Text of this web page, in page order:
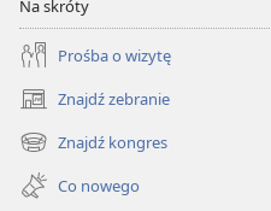
Na skróty
Prośba o wizytę
Znajdź zebranie
(opens
new
window)
Znajdź kongres
(opens
new
window)
Co nowego